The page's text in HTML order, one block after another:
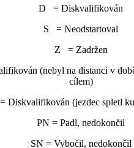
D = Diskvalifikován
S = Neodstartoval
Z = Zadržen
(nebyl na distanci v
cílem)
Diskvalifikován (jezdec spletl
PN = Padl, nedokončil
SN = Vybočil, nedokončil